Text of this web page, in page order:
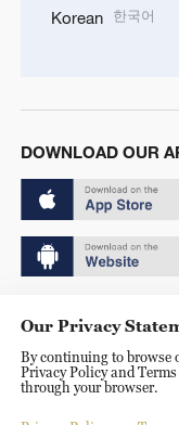
Korean 한국어
DOWNLOAD OUR
京ICP备20000184号
京公网安备
Disinformation report
Our Privacy
By continuing to browse
Privacy Policy and
through your browser.